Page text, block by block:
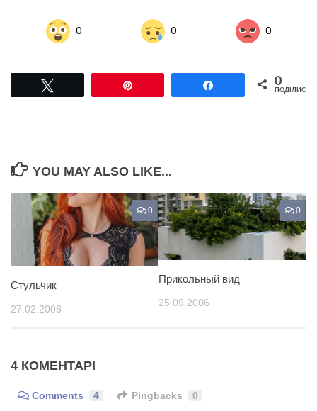
0 0 0
Поділитися0
ПОДІЛИСЬ
YOU MAY ALSO LIKE...
0
Стульчик
27.02.2006
0
Прикольный вид
25.09.2006
4 КОМЕНТАРІ
Comments 4 Pingbacks 0